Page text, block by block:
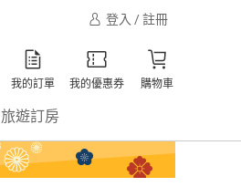
登入 / 註冊
我的訂單 我的優惠券 購物車
旅遊訂房